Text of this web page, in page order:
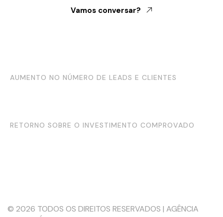
Vamos conversar?
AUMENTO NO NÚMERO DE LEADS E CLIENTES
RETORNO SOBRE O INVESTIMENTO COMPROVADO
© 2026 TODOS OS DIREITOS RESERVADOS | AGÊNCIA